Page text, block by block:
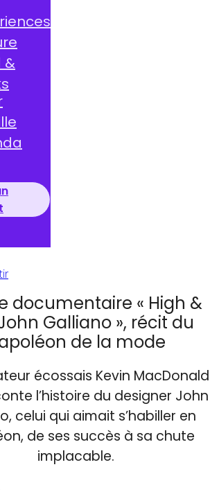
&
documentaire « High &
Galliano », récit du
de la mode
écossais Kevin MacDonald
l’histoire du designer John
celui qui aimait s’habiller en
de ses succès à sa chute
implacable.